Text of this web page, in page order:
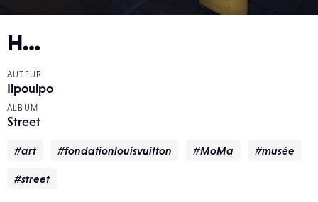
H…
AUTEUR
Ilpoulpo
ALBUM
Street
#art #fondationlouisvuitton #MoMa #musée
#street